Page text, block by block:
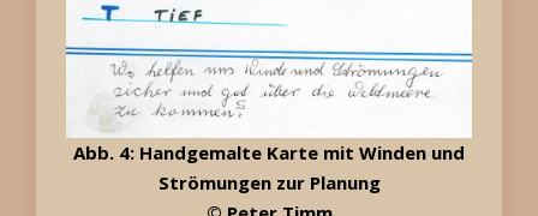
Abb. 4: Handgemalte Karte mit Winden und
Strömungen zur Planung